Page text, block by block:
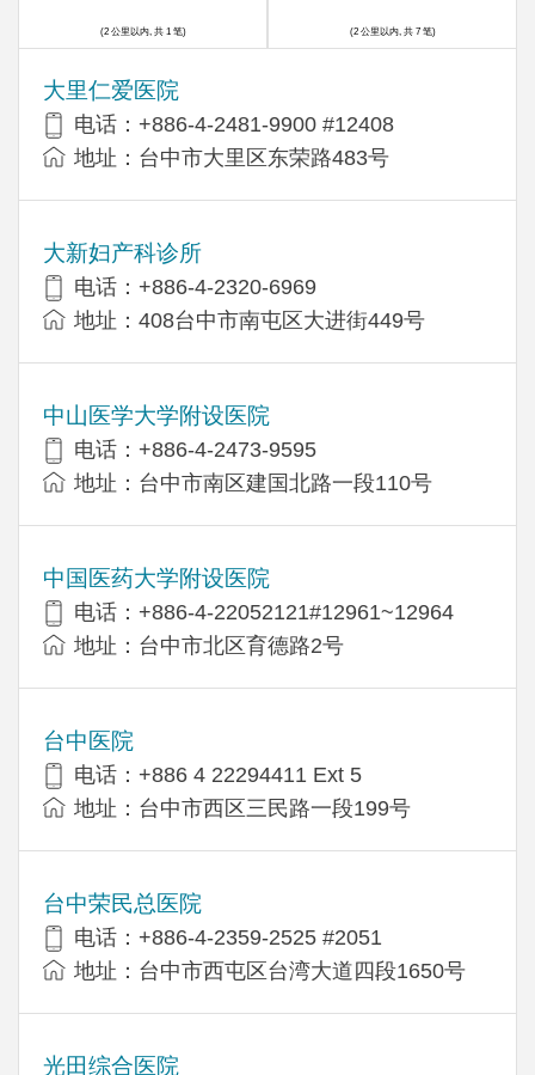
大里仁爱医院
电话：+886-4-2481-9900 #12408
地址：台中市大里区东荣路483号
大新妇产科诊所
电话：+886-4-2320-6969
地址：408台中市南屯区大进街449号
中山医学大学附设医院
电话：+886-4-2473-9595
地址：台中市南区建国北路一段110号
中国医药大学附设医院
电话：+886-4-22052121#12961~12964
地址：台中市北区育德路2号
台中医院
电话：+886 4 22294411 Ext 5
地址：台中市西区三民路一段199号
台中荣民总医院
电话：+886-4-2359-2525 #2051
地址：台中市西屯区台湾大道四段1650号
光田综合医院
(2 公里以内, 共 1 笔) (2 公里以内, 共 7 笔)